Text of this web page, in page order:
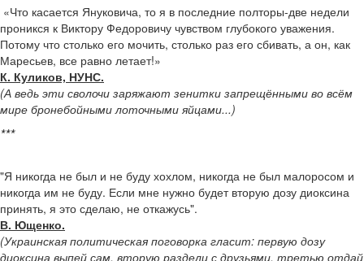
«Что касается Януковича, то я в последние полторы-две недели
проникся к Виктору Федоровичу чувством глубокого уважения.
Потому что столько его мочить, столько раз его сбивать, а он, как
Маресьев, все равно летает!»
К. Куликов, НУНС.
(А ведь эти сволочи заряжают зенитки запрещёнными во всём
мире бронебойными лоточными яйцами...)
***
"Я никогда не был и не буду хохлом, никогда не был малоросом и
никогда им не буду. Если мне нужно будет вторую дозу диоксина
принять, я это сделаю, не откажусь".
В. Ющенко.
(Украинская политическая поговорка гласит: первую дозу
диоксина выпей сам, вторую раздели с друзьями, третью отдай